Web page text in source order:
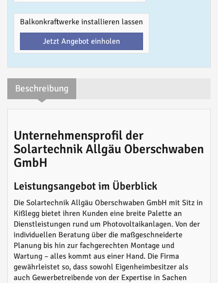
Balkonkraftwerke installieren lassen
Jetzt Angebot einholen
Beschreibung
Unternehmensprofil der
Solartechnik Allgäu Oberschwaben
GmbH
Leistungsangebot im Überblick
Die Solartechnik Allgäu Oberschwaben GmbH mit Sitz in
Kißlegg bietet ihren Kunden eine breite Palette an
Dienstleistungen rund um Photovoltaikanlagen. Von der
individuellen Beratung über die maßgeschneiderte
Planung bis hin zur fachgerechten Montage und
Wartung – alles kommt aus einer Hand. Die Firma
gewährleistet so, dass sowohl Eigenheimbesitzer als
auch Gewerbetreibende von der Expertise in Sachen